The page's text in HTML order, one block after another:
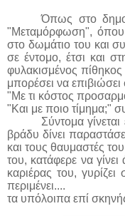
Όπως στο
"Μεταμόρφωση",
στο δωμάτιο του και
σε έντομο, έτσι και
φυλακισμένος
μπορέσει να
"Με τι κόστος
"Και με ποιο τίμημα;"
Σύντομα
βράδυ δίνει
και τους θαυμαστές
του, κατάφερε να
καριέρας του,
περιμένει....
τα υπόλοιπα επί